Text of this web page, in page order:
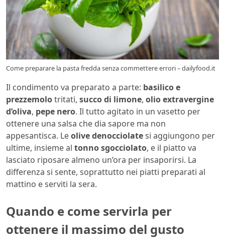
Come preparare la pasta fredda senza commettere errori – dailyfood.it
Il condimento va preparato a parte: basilico e
prezzemolotritati, succo di limone, olio extravergine
d’oliva, pepe nero. Il tutto agitato in un vasetto per
ottenere una salsa che dia sapore ma non
appesantisca. Leolive denocciolatesi aggiungono per
ultime, insieme al tonno sgocciolato, e il piatto va
lasciato riposare almeno un’ora per insaporirsi. La
differenza si sente, soprattutto nei piatti preparati al
mattino e serviti la sera.
Quando e come servirla per
ottenere il massimo del gusto